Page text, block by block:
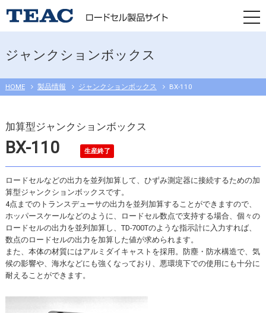
ジャンクションボックス
HOME 製品情報 ジャンクションボックス BX-110
加算型ジャンクションボックス
BX-110 生産終了
ロードセルなどの出力を並列加算して、ひずみ測定器に接続するための加
算型ジャンクションボックスです。
4点までのトランスデューサの出力を並列加算することができますので、
ホッパースケールなどのように、ロードセル数点で支持する場合、個々の
ロードセルの出力を並列加算し、TD-700Tのような指示計に入力すれば、
数点のロードセルの出力を加算した値が求められます。
また、本体の材質にはアルミダイキャストを採用。防塵・防水構造で、気
候の影響や、海水などにも強くなっており、悪環境下での使用にも十分に
耐えることができます。